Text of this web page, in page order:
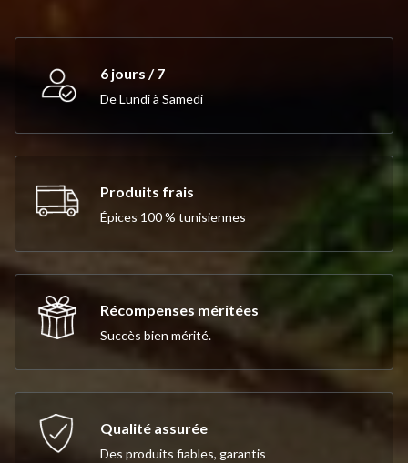
6 jours / 7
De Lundi à Samedi
Produits frais
Épices 100 % tunisiennes
Récompenses méritées
Succès bien mérité.
Qualité assurée
Des produits fiables, garantis